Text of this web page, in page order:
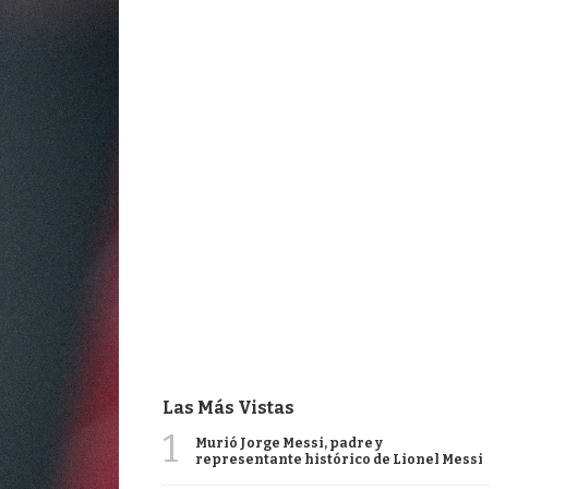
Las Más Vistas
1
Murió Jorge Messi, padre y
representante histórico de Lionel Messi